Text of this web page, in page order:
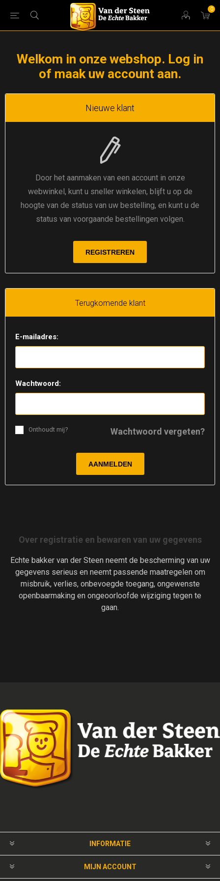
0
Welkom in onze webshop. Log in
of maak uw account aan.
Nieuwe klant
Door het aanmaken van een account in onze
webwinkel, kunt u sneller winkelen, blijft u op de
hoogte van de status van uw bestelling, en kunt u de
status van voorgaande bestellingen volgen.
Terugkomende klant
E-mailadres:
Wachtwoord:
Wachtwoord vergeten?
Onthoudt mij?
Over registratie en bewaren van uw gegevens
Echte bakker van der Steen neemt de bescherming van uw
gegevens serieus en neemt passende maatregelen om
misbruik, verlies, onbevoegde toegang, ongewenste
openbaarmaking en ongeoorloofde wijziging tegen te
gaan.
INFORMATIE
MIJN ACCOUNT